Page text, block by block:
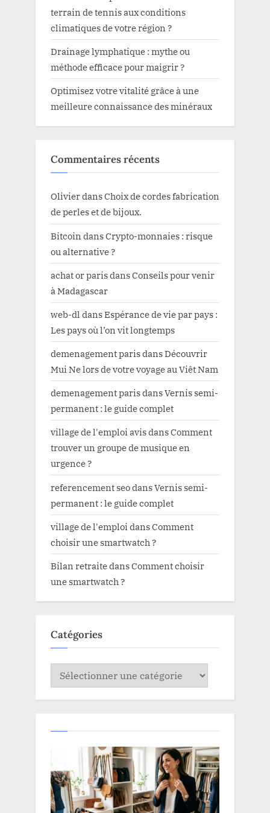
terrain de tennis aux conditions
climatiques de votre région ?
Drainage lymphatique : mythe ou
méthode efficace pour maigrir ?
Optimisez votre vitalité grâce à une
meilleure connaissance des minéraux
Commentaires récents
OlivierdansChoix de cordes fabrication
de perles et de bijoux.
Bitcoin dansCrypto-monnaies : risque
ou alternative ?
achat or parisdansConseils pour venir
à Madagascar
web-dl dansEspérance de vie par pays :
Les pays où l’on vit longtemps
demenagement parisdansDécouvrir
Mui Ne lors de votre voyage au Viêt Nam
demenagement parisdansVernis semi-
permanent : le guide complet
village de l'emploi avisdansComment
trouver un groupe de musique en
urgence ?
referencement seodansVernis semi-
permanent : le guide complet
village de l'emploi dansComment
choisir une smartwatch ?
Bilan retraitedansComment choisir
une smartwatch ?
Catégories
Catégories